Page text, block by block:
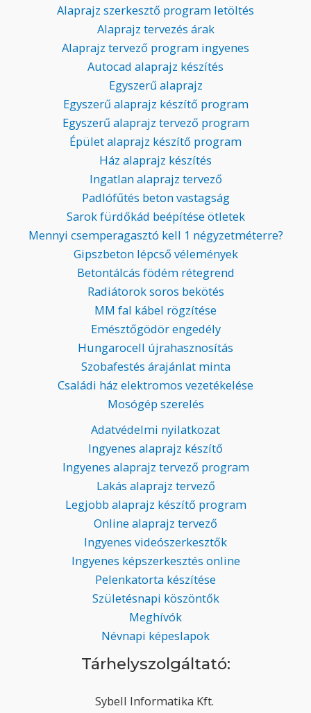
Alaprajz szerkesztő program letöltés
Alaprajz tervezés árak
Alaprajz tervező program ingyenes
Autocad alaprajz készítés
Egyszerű alaprajz
Egyszerű alaprajz készítő program
Egyszerű alaprajz tervező program
Épület alaprajz készítő program
Ház alaprajz készítés
Ingatlan alaprajz tervező
Padlófűtés beton vastagság
Sarok fürdőkád beépítése ötletek
Mennyi csemperagasztó kell 1 négyzetméterre?
Gipszbeton lépcső vélemények
Betontálcás födém rétegrend
Radiátorok soros bekötés
MM fal kábel rögzítése
Emésztőgödör engedély
Hungarocell újrahasznosítás
Szobafestés árajánlat minta
Családi ház elektromos vezetékelése
Mosógép szerelés
Adatvédelmi nyilatkozat
Ingyenes alaprajz készítő
Ingyenes alaprajz tervező program
Lakás alaprajz tervező
Legjobb alaprajz készítő program
Online alaprajz tervező
Ingyenes videószerkesztők
Ingyenes képszerkesztés online
Pelenkatorta készítése
Születésnapi köszöntők
Meghívók
Névnapi képeslapok
Tárhelyszolgáltató:
Sybell Informatika Kft.